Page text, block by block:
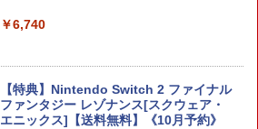
スプラトゥーン レイダース -Switch2
Beast of Reincarnation -PS5 【特典】
￥7,286
Xbox プリペイドカード 1,000円 デジタ
￥1,000
劇場版「鬼滅の刃」無限城編 第一章 猗
￥6,740
【特典】Nintendo Switch 2 ファイナル
ファンタジー レゾナンス[スクウェア・
エニックス]【送料無料】《10月予約》